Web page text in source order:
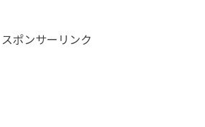
スポンサーリンク